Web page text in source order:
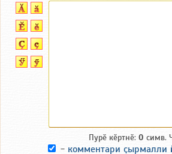
Пурӗ кӗртнӗ: 0 симв.
- комментари ҫырмалли